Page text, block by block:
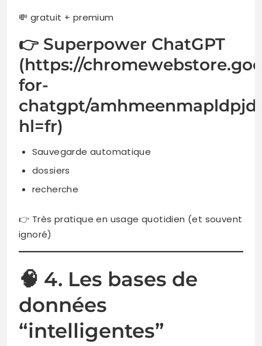
💸 gratuit + premium
👉 Superpower ChatGPT
(https://
for-
chatgpt/
hl=fr)
Sauvegarde automatique
dossiers
recherche
👉 Très pratique en usage quotidien (et souvent
ignoré)
🧠 4. Les bases de
données
“intelligentes”